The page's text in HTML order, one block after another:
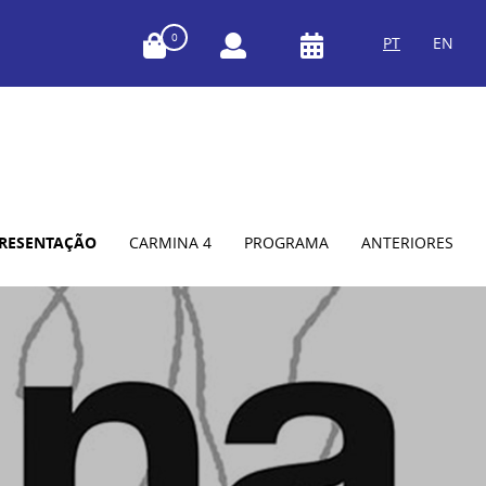
PT EN
0
CARMINA 4 PROGRAMA ANTERIORES